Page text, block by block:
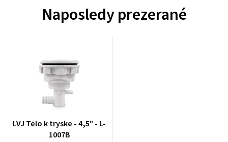
Naposledy prezerané
LVJ Telo k tryske - 4,5" - L-
1007B